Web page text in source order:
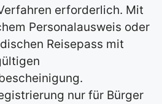
erforderlich. Mit
Personalausweis oder
Reisepass mit
nur für Bürger